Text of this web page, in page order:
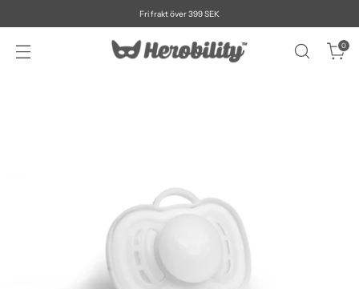
Fri frakt över 399 SEK
0